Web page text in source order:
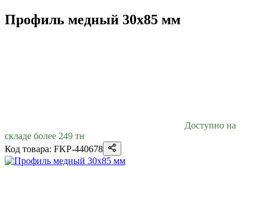
Профиль медный 30х85 мм
Доступно на
складе более 249 тн
Код товара: FKP-440678